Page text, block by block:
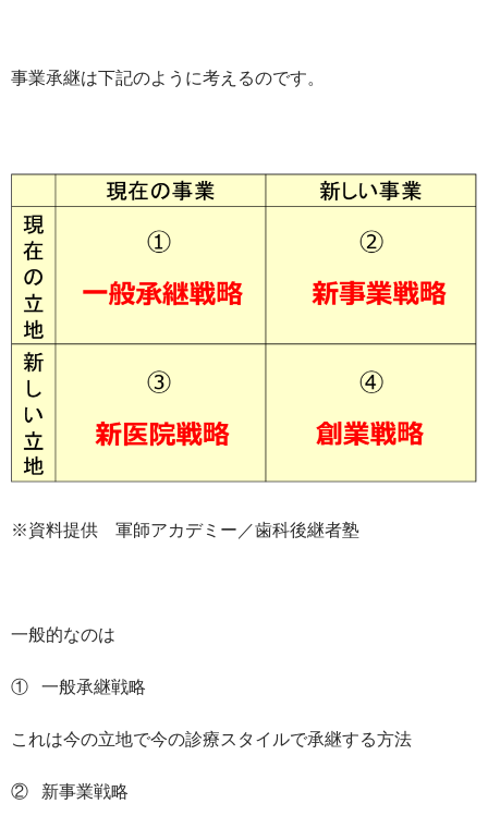
事業承継は下記のように考えるのです。
※資料提供 軍師アカデミー／歯科後継者塾
一般的なのは
① 一般承継戦略
これは今の立地で今の診療スタイルで承継する方法
② 新事業戦略